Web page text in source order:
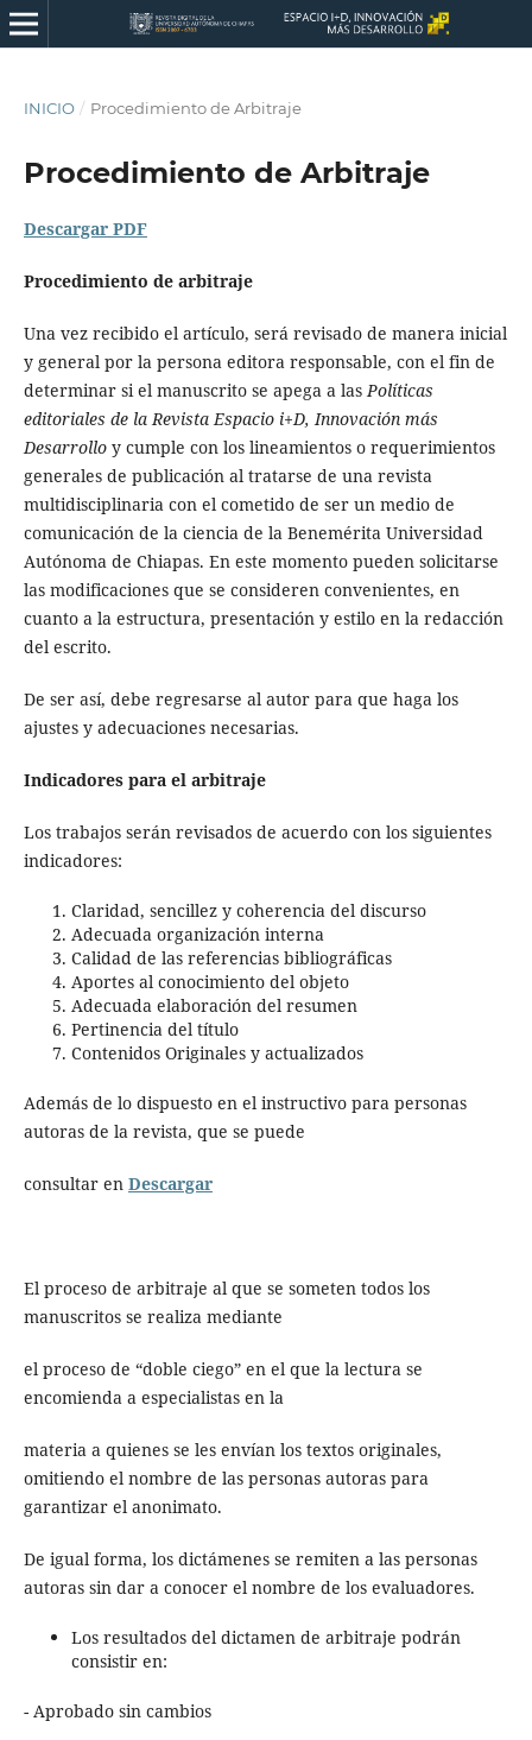
INICIO / Procedimiento de Arbitraje
Procedimiento de Arbitraje
Descargar PDF
Procedimiento de arbitraje
Una vez recibido el artículo, será revisado de manera inicial
y general por la persona editora responsable, con el fin de
determinar si el manuscrito se apega a lasPolíticas
editoriales de la Revista Espacio i+D, Innovación más
Desarrolloy cumple con los lineamientos o requerimientos
generales de publicación al tratarse de una revista
multidisciplinaria con el cometido de ser un medio de
comunicación de la ciencia de la Benemérita Universidad
Autónoma de Chiapas. En este momento pueden solicitarse
las modificaciones que se consideren convenientes, en
cuanto a la estructura, presentación y estilo en la redacción
del escrito.
De ser así, debe regresarse al autor para que haga los
ajustes y adecuaciones necesarias.
Indicadores para el arbitraje
Los trabajos serán revisados de acuerdo con los siguientes
indicadores:
Claridad, sencillez y coherencia del discurso
Adecuada organización interna
Calidad de las referencias bibliográficas
Aportes al conocimiento del objeto
Adecuada elaboración del resumen
Pertinencia del título
Contenidos Originales y actualizados
Además de lo dispuesto en el instructivo para personas
autoras de la revista, que se puede
consultar en Descargar
El proceso de arbitraje al que se someten todos los
manuscritos se realiza mediante
el proceso de “doble ciego” en el que la lectura se
encomienda a especialistas en la
materia a quienes se les envían los textos originales,
omitiendo el nombre de las personas autoras para
garantizar el anonimato.
De igual forma, los dictámenes se remiten a las personas
autoras sin dar a conocer el nombre de los evaluadores.
Los resultados del dictamen de arbitraje podrán
consistir en:
- Aprobado sin cambios